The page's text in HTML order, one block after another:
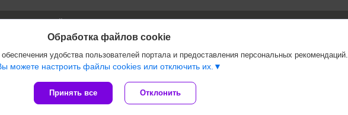
Сайт создан на платформе Deal.by
Политика обработки файлов cookies
Обработка файлов cookie
удобства пользователей портала и предоставления персональных рекомендаций.
можете настроить файлы cookies или отключить их.
Принять все Отклонить
ООО "Инжеком" |
Пожаловаться на контент
Select Language ▼